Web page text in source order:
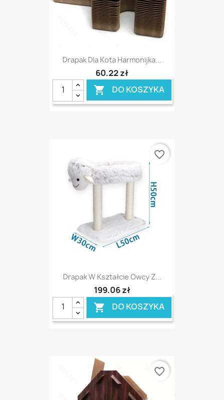
Drapak Dla Kota Harmonijka...
60,22 zł
 DO KOSZYKA
Drapak W Kształcie Owcy Z...
199,06 zł
 DO KOSZYKA
favorite_border
favorite_border